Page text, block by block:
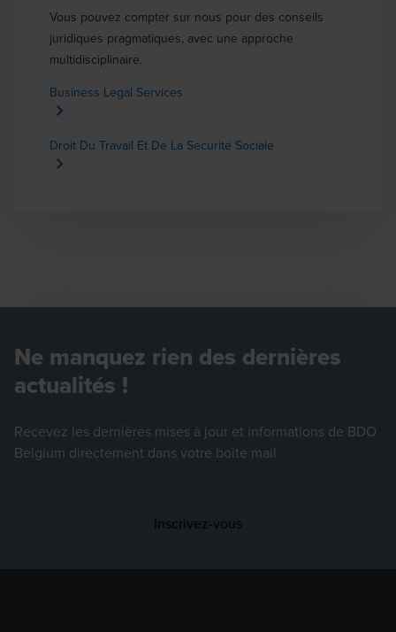
Vous pouvez compter sur nous pour des conseils
juridiques pragmatiques, avec une approche
multidisciplinaire.
Business Legal Services
Droit Du Travail Et De La Securité Sociale
Ne manquez rien des dernières
actualités !
Recevez les dernières mises à jour et informations de BDO
Belgium directement dans votre boîte mail
Inscrivez-vous